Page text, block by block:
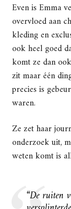
Even is Emma
overvloed aan
kleding en
ook heel goed
komt ze dan
zit maar één
precies is
waren.
Ze zet haar
onderzoek uit,
weten komt is
“De ruiten